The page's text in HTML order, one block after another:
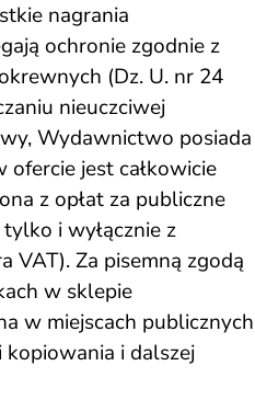
nagrania
ochronie zgodnie z
(Dz. U. nr 24
nieuczciwej
Wydawnictwo posiada
jest całkowicie
z opłat za publiczne
i wyłącznie z
VAT). Za pisemną zgodą
w sklepie
w miejscach publicznych
i dalszej